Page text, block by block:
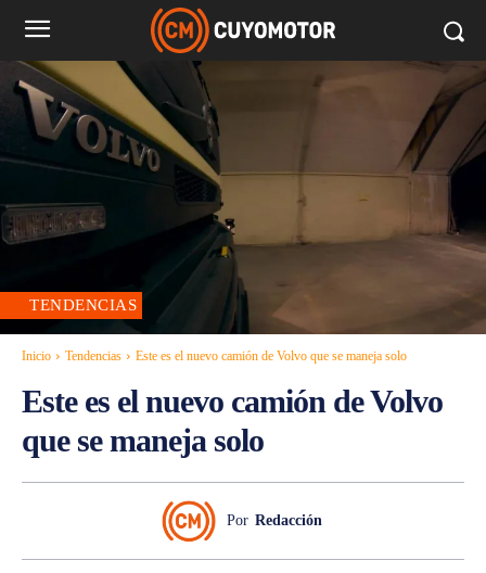
TENDENCIAS
Inicio Tendencias Este es el nuevo camión de Volvo que se maneja solo
Este es el nuevo camión de Volvo
que se maneja solo
Por Redacción